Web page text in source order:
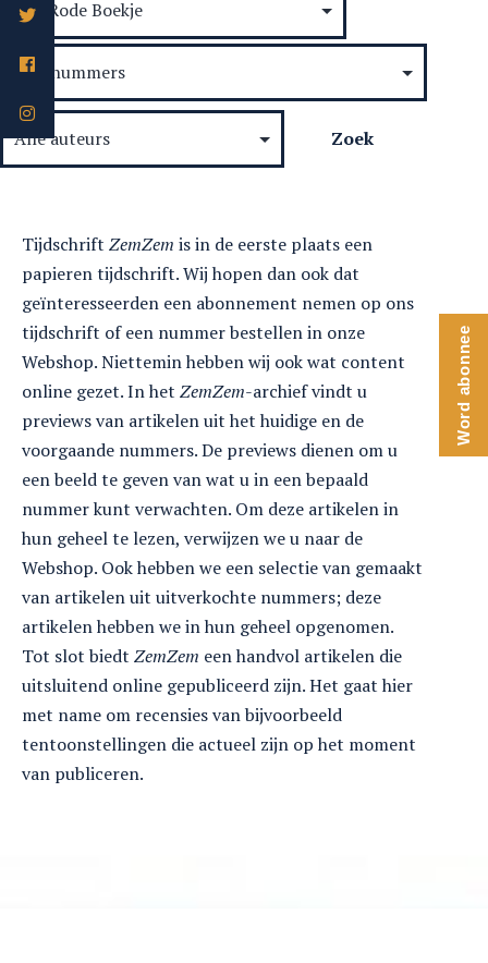
Tijdschrift ZemZem is in de eerste plaats een
papieren tijdschrift. Wij hopen dan ook dat
geïnteresseerden een abonnement nemen op ons
tijdschrift of een nummer bestellen in onze
Webshop. Niettemin hebben wij ook wat content
online gezet. In het ZemZem-archief vindt u
previews van artikelen uit het huidige en de
voorgaande nummers. De previews dienen om u
een beeld te geven van wat u in een bepaald
nummer kunt verwachten. Om deze artikelen in
hun geheel te lezen, verwijzen we u naar de
Webshop. Ook hebben we een selectie van gemaakt
van artikelen uit uitverkochte nummers; deze
artikelen hebben we in hun geheel opgenomen.
Tot slot biedt ZemZem een handvol artikelen die
uitsluitend online gepubliceerd zijn. Het gaat hier
met name om recensies van bijvoorbeeld
tentoonstellingen die actueel zijn op het moment
van publiceren.
Word abonnee